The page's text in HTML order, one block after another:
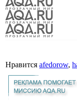
Нравится afedorow,